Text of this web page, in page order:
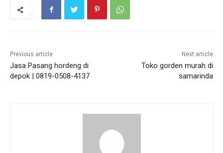
Previous article
Jasa Pasang hordeng di
depok | 0819-0508-4137
Next article
Toko gorden murah di
samarinda